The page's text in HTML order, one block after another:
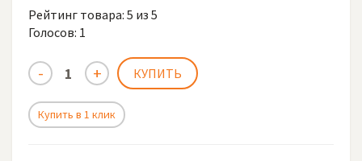
Рейтинг товара: 5 из 5
Голосов: 1
Купить в 1 клик